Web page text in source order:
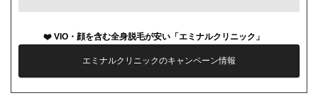
薬代 0円
シェービング代 1部位1,000円
VIO・顔を含む全身脱毛が安い「エミナルクリニック」
エミナルクリニックのキャンペーン情報